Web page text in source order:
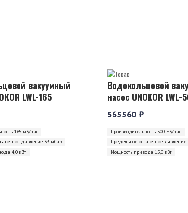
вакуумный
LWL-165
165 м3/час
давление 33 мбар
4,0 кВт
Водокольцевой
насос UNOKOR LWL-
565560 ₽
Производительность 500 м3/час
Предельное остаточное
Мощность привода 15,0 кВт